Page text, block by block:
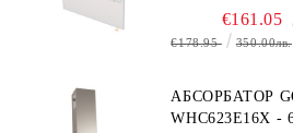
€161.05
€178.95 350.00лв.
АБСОРБАТОР
WHC623E16X -